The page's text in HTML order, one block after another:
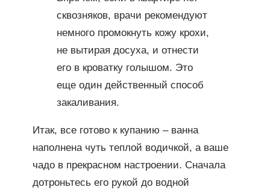
сквозняков, врачи рекомендуют
немного промокнуть кожу крохи,
не вытирая досуха, и отнести
его в кроватку голышом. Это
еще один действенный способ
закаливания.
Итак, все готово к купанию – ванна
наполнена чуть теплой водичкой, а ваше
чадо в прекрасном настроении. Сначала
дотроньтесь его рукой до водной